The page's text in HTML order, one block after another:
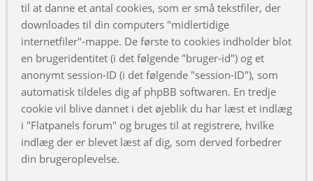
til at danne et antal cookies, som er små tekstfiler, der
downloades til din computers "midlertidige
internetfiler"-mappe. De første to cookies indholder blot
en brugeridentitet (i det følgende "bruger-id") og et
anonymt session-ID (i det følgende "session-ID"), som
automatisk tildeles dig af phpBB softwaren. En tredje
cookie vil blive dannet i det øjeblik du har læst et indlæg
i "Flatpanels forum" og bruges til at registrere, hvilke
indlæg der er blevet læst af dig, som derved forbedrer
din brugeroplevelse.